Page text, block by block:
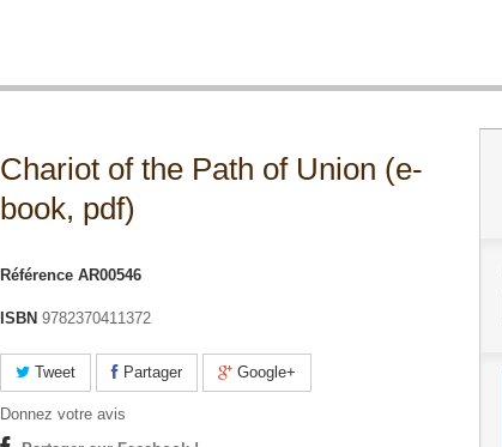
Chariot of the Path of Union (e-
book, pdf)
Référence AR00546
ISBN 9782370411372
Tweet Partager Google+
Donnez votre avis